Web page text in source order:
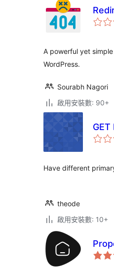
A powerful yet
WordPress.
Sourabh Nagori
啟用安裝數: 90+
Have different
theode
啟用安裝數: 10+